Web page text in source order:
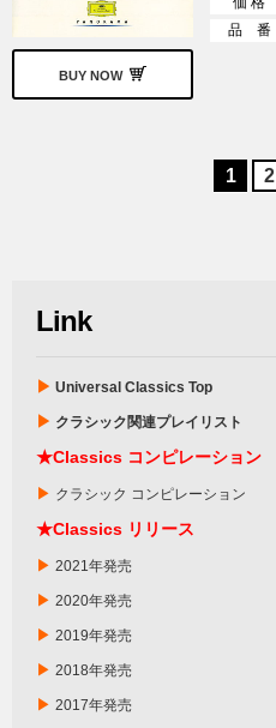
BUY NOW
品 番
1 2
Link
▶ Universal Classics Top
▶ クラシック関連プレイリスト
★Classics コンピレーション
▶ クラシック コンピレーション
★Classics リリース
▶ 2021年発売
▶ 2020年発売
▶ 2019年発売
▶ 2018年発売
▶ 2017年発売